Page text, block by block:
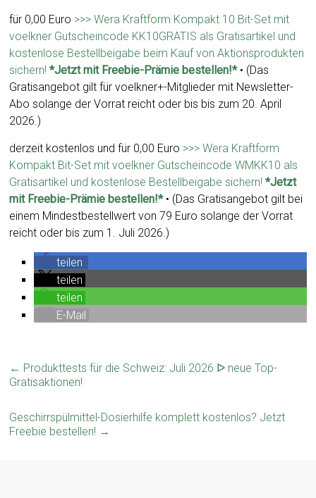
für 0,00 Euro >>> Wera Kraftform Kompakt 10 Bit-Set mit
voelkner Gutscheincode KK10GRATIS als Gratisartikel und
kostenlose Bestellbeigabe beim Kauf von Aktionsprodukten
sichern!*Jetzt mit Freebie-Prämie bestellen!*• (Das
Gratisangebot gilt für voelkner+-Mitglieder mit Newsletter-
Abo solange der Vorrat reicht oder bis bis zum 20. April
2026.)
derzeit kostenlos und für 0,00 Euro >>> Wera Kraftform
Kompakt Bit-Set mit voelkner Gutscheincode WMKK10 als
Gratisartikel und kostenlose Bestellbeigabe sichern!*Jetzt
mit Freebie-Prämie bestellen!*• (Das Gratisangebot gilt bei
einem Mindestbestellwert von 79 Euro solange der Vorrat
reicht oder bis zum 1. Juli 2026.)
teilen
teilen
teilen
E-Mail
← Produkttests für die Schweiz: Juli 2026 ᐅ neue Top-
Gratisaktionen!
Geschirrspülmittel-Dosierhilfe komplett kostenlos? Jetzt
Freebie bestellen! →